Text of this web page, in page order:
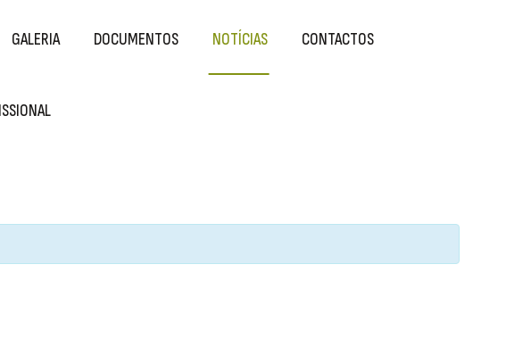
GALERIA DOCUMENTOS NOTÍCIAS CONTACTOS